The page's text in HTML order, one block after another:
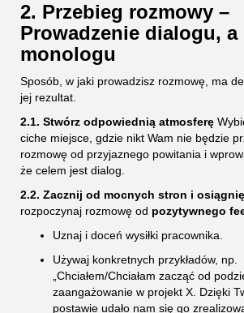
2. Przebieg rozmowy –
Prowadzenie dialogu, a
monologu
Sposób, w jaki prowadzisz rozmowę, ma
jej rezultat.
2.1. Stwórz odpowiednią atmosferę
ciche miejsce, gdzie nikt Wam nie będzie
rozmowę od przyjaznego powitania i
że celem jest dialog.
2.2. Zacznij od mocnych stron i
rozpoczynaj rozmowę od pozytywnego
Uznaj i doceń wysiłki pracownika.
Używaj konkretnych przykładów, np.
„Chciałem/Chciałam zacząć od
zaangażowanie w projekt X. Dzięki
postawie udało nam się go